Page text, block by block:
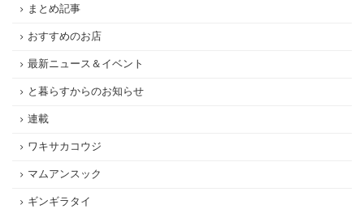
まとめ記事
おすすめのお店
最新ニュース＆イベント
と暮らすからのお知らせ
連載
ワキサカコウジ
マムアンスック
ギンギラタイ